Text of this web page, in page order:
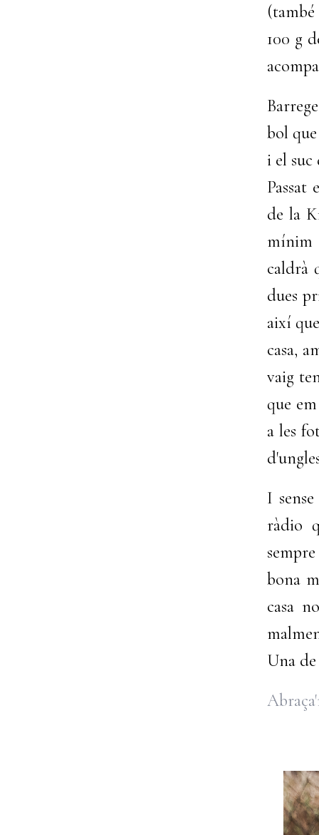
100 g
bol
i el suc
de la
mínim
caldrà
dues
així
casa,
vaig
que
a les
I
ràdio
bona
casa
Una